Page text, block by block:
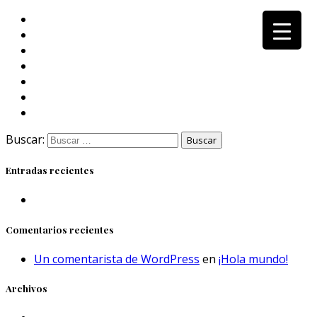
Buscar:
Entradas recientes
Comentarios recientes
Un comentarista de WordPress en ¡Hola mundo!
Archivos